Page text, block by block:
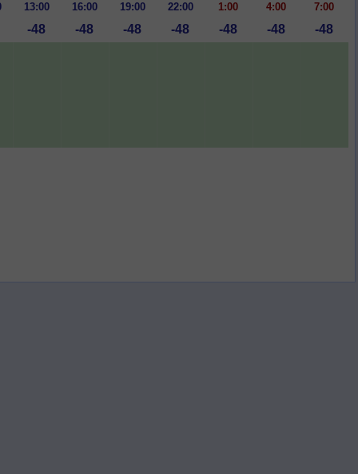
13:00 16:00 19:00 22:00 1:00 4:00 7:00
-48 -48 -48 -48 -48 -48 -48